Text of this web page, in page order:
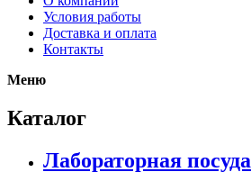
Условия работы
Доставка и оплата
Контакты
Меню
Каталог
Лабораторная посуда